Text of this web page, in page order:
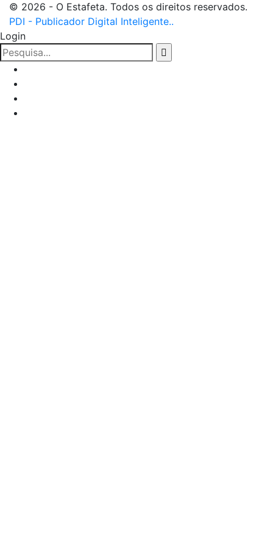
© 2026 - O Estafeta. Todos os direitos reservados.
PDI - Publicador Digital Inteligente..
Login